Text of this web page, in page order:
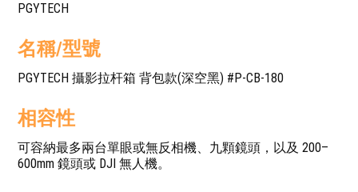
PGYTECH
名稱/型號
PGYTECH 攝影拉杆箱 背包款(深空黑) #P-CB-180
相容性
可容納最多兩台單眼或無反相機、九顆鏡頭，以及 200–
600mm 鏡頭或 DJI 無人機。